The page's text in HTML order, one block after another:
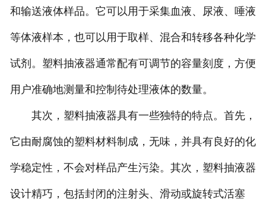
和输送液体样品。它可以用于采集血液、尿液、唾液
等体液样本，也可以用于取样、混合和转移各种化学
试剂。塑料抽液器通常配有可调节的容量刻度，方便
用户准确地测量和控制待处理液体的数量。
其次，塑料抽液器具有一些独特的特点。首先，
它由耐腐蚀的塑料材料制成，无味，并具有良好的化
学稳定性，不会对样品产生污染。其次，塑料抽液器
设计精巧，包括封闭的注射头、滑动或旋转式活塞